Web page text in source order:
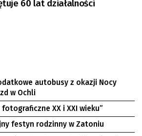
60 lat działalności
autobusy z okazji Nocy
w Ochli
„Tu były… zakłady fotograficzne XX i XXI wieku”
festyn rodzinny w Zatoniu